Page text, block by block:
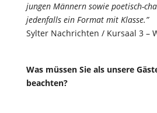
jungen Männern sowie poetisch-
jedenfalls ein Format mit Klasse.”
Sylter Nachrichten / Kursaal 3 –
Was müssen Sie als unsere
beachten?